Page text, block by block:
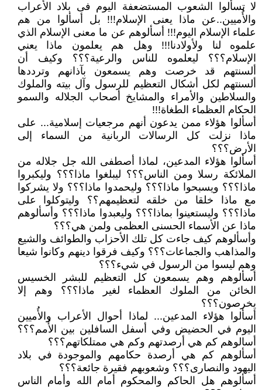
لا تسألوا الشعوب المستضعفة اليوم فى بلاد الأعراب
والأُميين..عن ماذا يعنى الإسلام!!! بل أسألوا من هم
علماء الإسلام اليوم!!! أسألوهم عن ما معنى الإسلام الذي
علموه لنا ولأولادنا!!! وهل هم يعلمون ماذا يعني
الإسلام؟؟؟ ليعلموه للناس والرعية؟؟؟ وكيف أن
ألسنتهم قد خرصت وهم يسمعون بآذانهم وترددها
ألسنتهم لكل أشكال التعظيم للرسول وآل بيته والملوك
والسلاطين والأمراء والمشايخ أصحاب الجلاله والسمو
الحكام العظماء الطغاة!!!
أسألوا هؤلاء ممن يدعون أنهم مرجعيات إسلامية... على
ماذا نزلت كل الرسالات الربانية من السماء إلى
الأرض؟؟؟
أسألوا هؤلاء المدعين، لماذا أصطفى الله جل جلاله من
الملائكة رسلا ومن الناس؟؟؟ ليبلغوا ماذا؟؟؟ وليكبروا
ماذا؟؟؟ ويسبحوا ماذا؟؟؟ وليحمدوا ماذا؟؟؟ ولا يشركوا
مع ماذا خلقا من خلقه لتعظيمهم؟؟ وليتوكلوا على
ماذا؟؟؟ وليستعينوا بماذا؟؟؟ وليعبدوا ماذا؟؟؟ وأسألوهم
ماذا عن الأسماء الحسنى العظمى ولمن هي؟؟؟
وأسألوهم كيف جاءت كل تلك الأحزاب والطوائف والشيع
والمذاهب والجماعات؟؟؟ وكيف فرقوا دينهم وكانوا شيعا
وهم ليسوا من الرسول في شيء؟؟؟
أسألوهم وهم يسمعون كل التعظيم للبشر الخسيس
الخائن من الملوك العظماء لغير ماذا؟؟؟ وهم إلا
يخرصون؟؟؟
أسألوا هؤلاء المدعين... لماذا أحوال الأعراب والأُميين
اليوم في الحضيض وفي أسفل السافلين بين الأُمم؟؟؟
أسالوهم كم هي أرصدتهم وكم هي ممتلكاتهم؟؟؟
أسألوهم كم هي أرصدة حكامهم والموجودة في بلاد
اليهود والنصارى؟؟؟ وشعوبهم فقيرة جائعة؟؟؟
أسألوهم هل الحاكم والمحكوم أمام الله وأمام الناس